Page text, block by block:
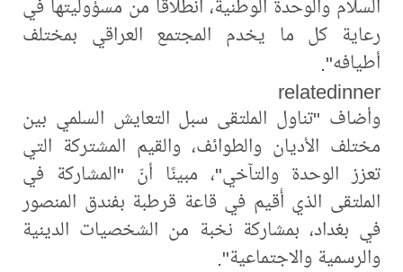
السلام والوحدة الوطنية، انطلاقًا من مسؤوليتها في
رعاية كل ما يخدم المجتمع العراقي بمختلف
أطيافه".
relatedinner
وأضاف "تناول الملتقى سبل التعايش السلمي بين
مختلف الأديان والطوائف، والقيم المشتركة التي
تعزز الوحدة والتآخي"، مبينًا أنّ "المشاركة في
الملتقى الذي أُقيم في قاعة قرطبة بفندق المنصور
في بغداد، بمشاركة نخبة من الشخصيات الدينية
والرسمية والاجتماعية".